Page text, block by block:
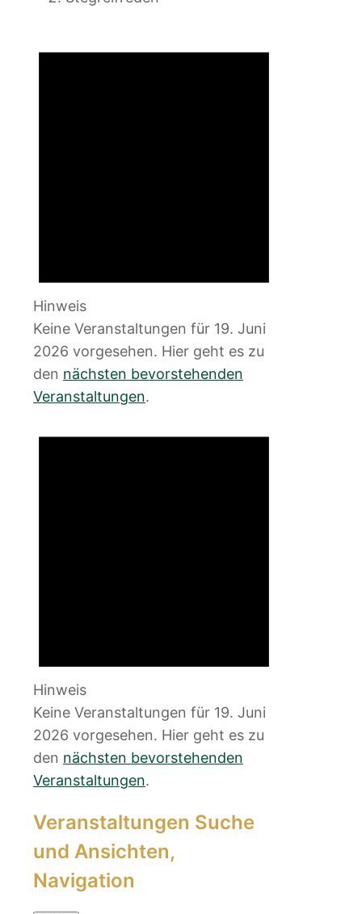
Hinweis
Keine Veranstaltungen für 19. Juni
2026 vorgesehen. Hier geht es zu
den nächsten bevorstehenden
Veranstaltungen.
Hinweis
Keine Veranstaltungen für 19. Juni
2026 vorgesehen. Hier geht es zu
den nächsten bevorstehenden
Veranstaltungen.
Veranstaltungen Suche
und Ansichten,
Navigation